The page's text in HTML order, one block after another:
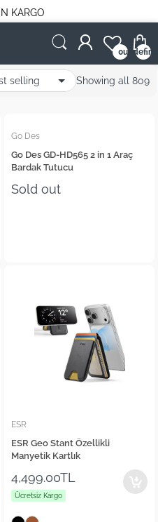
KARGO
0
Showing all 809
Go Des
Go Des GD-HD565 2 in 1 Araç
Bardak Tutucu
Sold out
ESR
ESR Geo Stant Özellikli
Manyetik Kartlık
4,499.00TL
Ücretsiz Kargo